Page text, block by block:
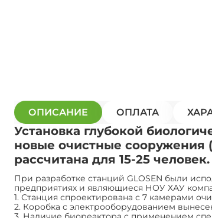
ОПИСАНИЕ ОПЛАТА
Установка глубокой
новые очистные сооружения
рассчитана для 15-25 человек.
При разработке станций GLOSEN были
предприятиях и являющиеся НОУ ХАУ
1. Станция спроектирована с 7 камерами
2. Коробка с электрооборудованием